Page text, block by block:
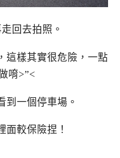
回去拍照。
這樣其實很危險，一點
唷>”<
到一個停車場。
面較保險捏！